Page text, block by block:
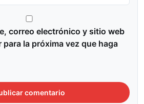
correo electrónico y sitio web
la próxima vez que haga